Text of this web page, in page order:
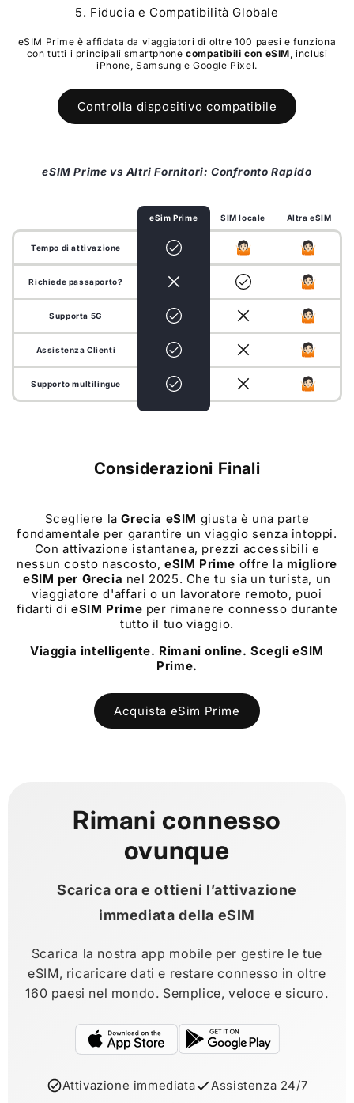
5. Fiducia e Compatibilità Globale
eSIM Prime è affidata da viaggiatori di oltre 100 paesi e funziona
con tutti i principali smartphone compatibili con eSIM, inclusi
iPhone, Samsung e Google Pixel.
Controlla dispositivo compatibile
eSIM Prime vs Altri Fornitori: Confronto Rapido
eSim Prime SIM locale Altra eSIM
Tempo di attivazione
Richiede passaporto?
Supporta 5G
Assistenza Clienti
Supporto multilingue
Considerazioni Finali
Scegliere laGrecia eSIM giusta è una parte
fondamentale per garantire un viaggio senza intoppi.
Con attivazione istantanea, prezzi accessibili e
nessun costo nascosto, eSIM Prime offre la migliore
eSIM per Grecia nel 2025. Che tu sia un turista, un
viaggiatore d'affari o un lavoratore remoto, puoi
fidarti dieSIM Prime per rimanere connesso durante
tutto il tuo viaggio.
Viaggia intelligente. Rimani online. Scegli eSIM
Prime.
Acquista eSim Prime
Rimani connesso
ovunque
Scarica ora e ottieni l’attivazione
immediata della eSIM
Scarica la nostra app mobile per gestire le tue
eSIM, ricaricare dati e restare connesso in oltre
160 paesi nel mondo. Semplice, veloce e sicuro.
Attivazione immediata Assistenza 24/7